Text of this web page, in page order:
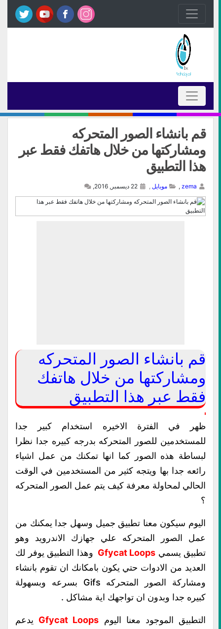
قم بانشاء الصور المتحركه
ومشاركتها من خلال هاتفك فقط عبر
هذا التطبيق
zema
, موبايل ,
قم بانشاء الصور المتحركه
ومشاركتها من خلال هاتفك
فقط عبر هذا التطبيق
ظهر في الفترة الاخيره استخدام كبير جدا
للمستخدمين للصور المتحركه بدرجه كبيره جدا نظرا
لبساطة هذه الصور كما انها تمكنك من عمل اشياء
رائعه جدا بها ويتجه كثير من المستخدمين في الوقت
الحالي لمحاولة معرفة كيف يتم عمل الصور المتحركه
؟
اليوم سيكون معنا تطبيق جميل وسهل جدا يمكنك من
عمل الصور المتحركه علي جهازك الاندرويد وهو
تطبيق يسمي Gfycat Loops وهذا التطبيق يوفر لك
العديد من الادوات حتي يكون بامكانك ان تقوم بانشاء
ومشاركة الصور المتحركه Gifs بسرعه وبسهولة
كبيره جدا وبدون ان تواجهك اية مشاكل .
التطبيق الموجود معنا اليوم Gfycat Loops يدعم